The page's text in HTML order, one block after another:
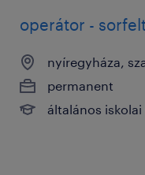
operátor -
nyíregyháza,
permanent
általános